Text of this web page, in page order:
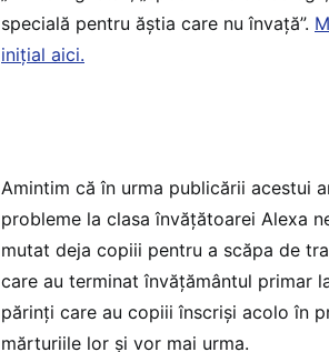
specială pentru ăștia care nu învață”.
inițial aici.
Amintim că în urma publicării acestui
probleme la clasa învățătoarei Alexa
mutat deja copiii pentru a scăpa de
care au terminat învățământul primar
părinți care au copiii înscriși acolo în
mărturiile lor și vor mai urma.